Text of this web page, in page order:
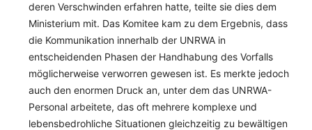
deren Verschwinden erfahren hatte, teilte sie dies dem
Ministerium mit. Das Komitee kam zu dem Ergebnis, dass
die Kommunikation innerhalb der UNRWA in
entscheidenden Phasen der Handhabung des Vorfalls
möglicherweise verworren gewesen ist. Es merkte jedoch
auch den enormen Druck an, unter dem das UNRWA-
Personal arbeitete, das oft mehrere komplexe und
lebensbedrohliche Situationen gleichzeitig zu bewältigen